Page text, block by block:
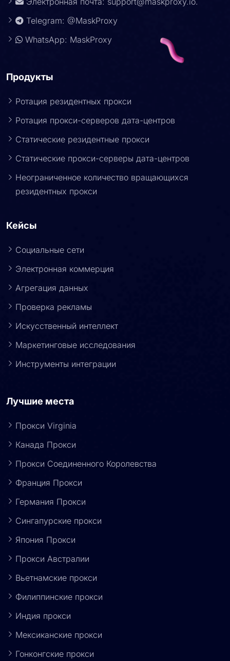
Электронная почта: support@maskproxy.io.
Telegram: @MaskProxy
WhatsApp: MaskProxy
Продукты
Ротация резидентных прокси
Ротация прокси-серверов дата-центров
Статические резидентные прокси
Статические прокси-серверы дата-центров
Неограниченное количество вращающихся
резидентных прокси
Кейсы
Социальные сети
Электронная коммерция
Агрегация данных
Проверка рекламы
Искусственный интеллект
Маркетинговые исследования
Инструменты интеграции
Лучшие места
Прокси Virginia
Канада Прокси
Прокси Соединенного Королевства
Франция Прокси
Германия Прокси
Сингапурские прокси
Япония Прокси
Прокси Австралии
Вьетнамские прокси
Филиппинские прокси
Индия прокси
Мексиканские прокси
Гонконгские прокси